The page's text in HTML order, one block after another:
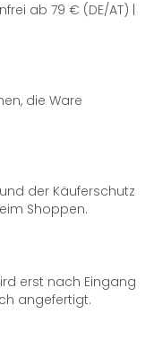
ab 79 € (DE/AT) |
die Ware
der Käuferschutz
Shoppen.
erst nach Eingang
angefertigt.